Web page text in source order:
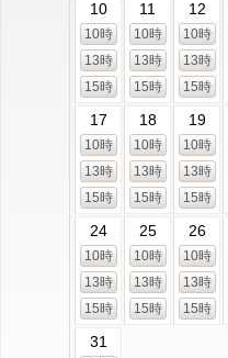
10
10時
13時
15時
11
10時
13時
15時
12
10時
13時
15時
17
10時
13時
15時
18
10時
13時
15時
19
10時
13時
15時
24
10時
13時
15時
25
10時
13時
15時
26
10時
13時
15時
31